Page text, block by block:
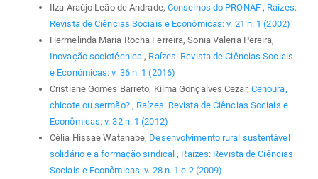
Ilza Araújo Leão de Andrade, Conselhos do PRONAF , Raízes:
Revista de Ciências Sociais e Econômicas: v. 21 n. 1 (2002)
Hermelinda Maria Rocha Ferreira, Sonia Valeria Pereira,
Inovação sociotécnica , Raízes: Revista de Ciências Sociais
e Econômicas: v. 36 n. 1 (2016)
Cristiane Gomes Barreto, Kilma Gonçalves Cezar, Cenoura,
chicote ou sermão? , Raízes: Revista de Ciências Sociais e
Econômicas: v. 32 n. 1 (2012)
Célia Hissae Watanabe, Desenvolvimento rural sustentável
solidário e a formação sindical , Raízes: Revista de Ciências
Sociais e Econômicas: v. 28 n. 1 e 2 (2009)